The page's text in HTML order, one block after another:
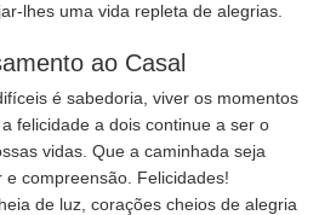
lhes uma vida repleta de alegrias.
ao Casal
é sabedoria, viver os momentos
felicidade a dois continue a ser o
vidas. Que a caminhada seja
compreensão. Felicidades!
de luz, corações cheios de alegria